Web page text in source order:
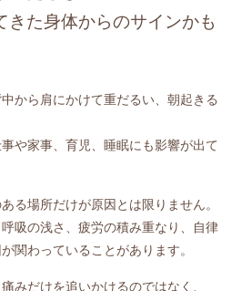
きた身体からのサインかも
から肩にかけて重だるい、朝起きる
や家事、育児、睡眠にも影響が出て
る場所だけが原因とは限りません。
吸の浅さ、疲労の積み重なり、自律
関わっていることがあります。
みだけを追いかけるのではなく、